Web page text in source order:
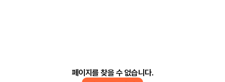
페이지를 찾을 수 없습니다.